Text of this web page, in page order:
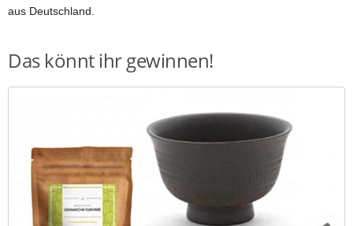
aus Deutschland.
Das könnt ihr gewinnen!